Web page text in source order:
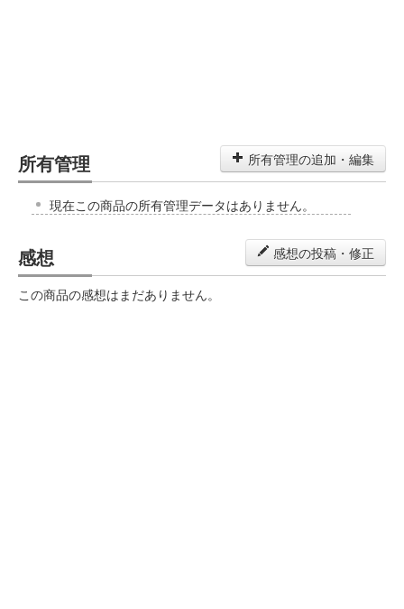
所有管理 所有管理の追加・編集
現在この商品の所有管理データはありません。
感想 感想の投稿・修正
この商品の感想はまだありません。